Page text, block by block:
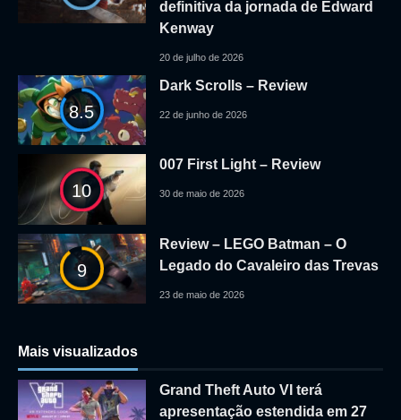
definitiva da jornada de Edward
Kenway
20 de julho de 2026
8.5
Dark Scrolls – Review
22 de junho de 2026
10
007 First Light – Review
30 de maio de 2026
9
Review – LEGO Batman – O
Legado do Cavaleiro das Trevas
23 de maio de 2026
Mais visualizados
Grand Theft Auto VI terá
apresentação estendida em 27